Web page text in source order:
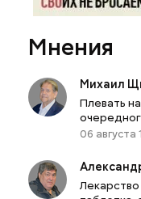
Мнения
Михаил
Плевать
06 августа